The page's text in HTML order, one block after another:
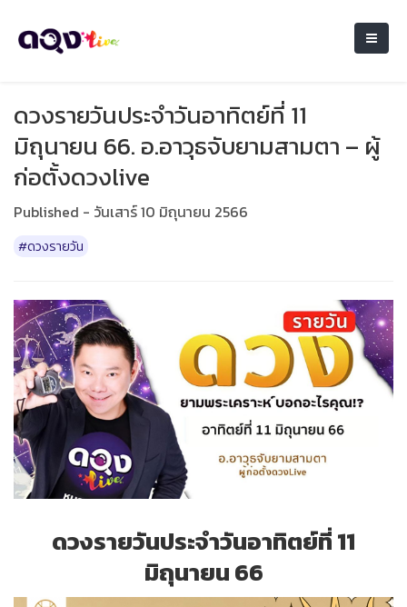
ดวงรายวันประจำวันอาทิตย์ที่ 11
มิถุนายน 66. อ.อาวุธจับยามสามตา – ผู้
ก่อตั้งดวงlive
Published - วันเสาร์ 10 มิถุนายน 2566
#ดวงรายวัน
ดวงรายวันประจำวันอาทิตย์ที่ 11
มิถุนายน 66